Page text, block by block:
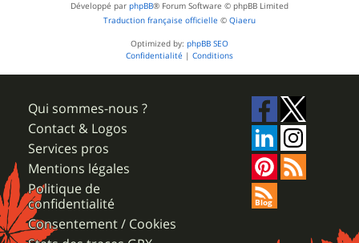
Développé par phpBB® Forum Software © phpBB Limited
Traduction française officielle © Qiaeru
Optimized by: phpBB SEO
Confidentialité | Conditions
Qui sommes-nous ?
Contact & Logos
Services pros
Mentions légales
Politique de
confidentialité
Consentement / Cookies